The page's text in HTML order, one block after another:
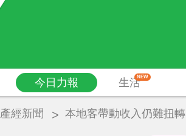
今日力報 生活NEW
產經新聞 本地客帶動收入仍難扭轉